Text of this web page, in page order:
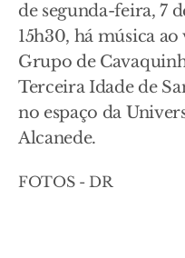
de segunda-feira, 7
15h30, há música
Grupo de
Terceira Idade de
no espaço da
Alcanede.
FOTOS - DR